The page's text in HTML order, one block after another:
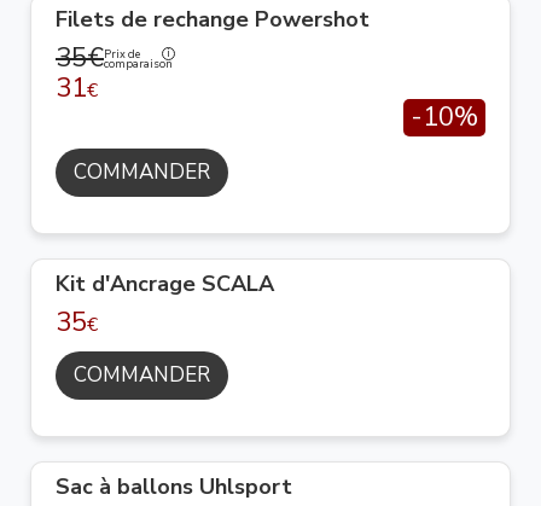
Filets de rechange Powershot
35€Prix de
comparaison
31€
-10%
COMMANDER
Kit d'Ancrage SCALA
35€
COMMANDER
Sac à ballons Uhlsport